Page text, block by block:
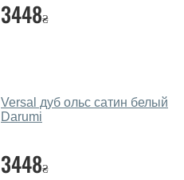
3448₴
Versal дуб ольс сатин белый
Darumi
3448₴